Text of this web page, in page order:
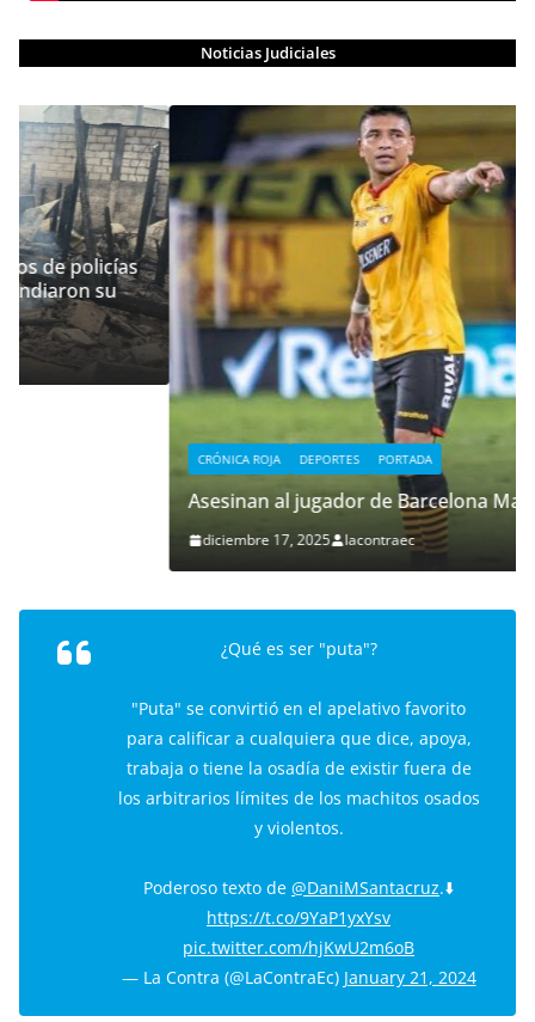
Noticias Judiciales
DEPORTES PORTADA
Asesinan al jugador de Barcelona Mario Pineida
lacontraec
¿Qué es ser "puta"?
"Puta" se convirtió en el apelativo favorito
para calificar a cualquiera que dice, apoya,
trabaja o tiene la osadía de existir fuera de
los arbitrarios límites de los machitos osados
y violentos.
Poderoso texto de @DaniMSantacruz.⬇️
https://t.co/9YaP1yxYsv
pic.twitter.com/hjKwU2m6oB
— La Contra (@LaContraEc) January 21, 2024